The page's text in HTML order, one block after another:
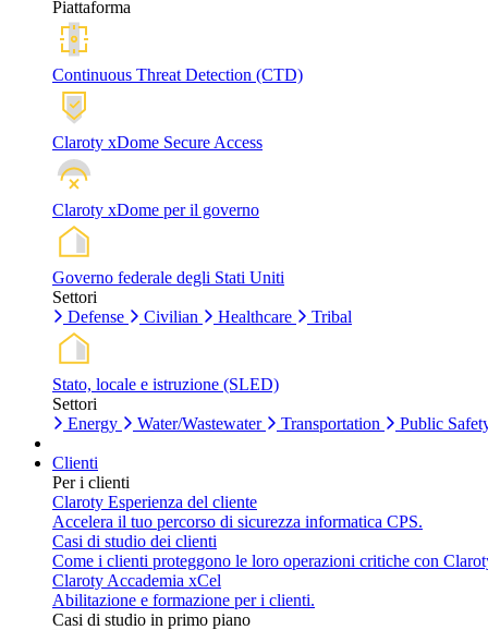
Piattaforma
Continuous Threat Detection (CTD)
Claroty xDome Secure Access
Claroty xDome per il governo
Governo federale degli Stati Uniti
Settori
Defense
Civilian Healthcare Tribal
Stato, locale e istruzione (SLED)
Settori
Energy
Water/Wastewater Transportation Public
Clienti
Per i clienti
Claroty Esperienza del cliente
Accelera il tuo percorso di sicurezza informatica CPS.
Casi di studio dei clienti
Come i clienti proteggono le loro operazioni critiche con
Claroty Accademia xCel
Abilitazione e formazione per i clienti.
Casi di studio in primo piano